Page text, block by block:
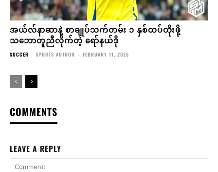
အယ်လ်နာဆာနဲ့ စာချုပ်သက်တမ်း ၁ နှစ်ထပ်တိုးဖို့
သဘောတူညီလိုက်တဲ့ ရော်နယ်ဒို
SOCCER SPORTS AUTHOR - FEBRUARY 11, 2025
COMMENTS
LEAVE A REPLY